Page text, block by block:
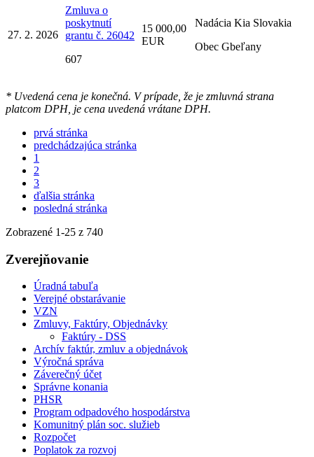
27. 2. 2026
Zmluva o
poskytnutí
grantu č. 26042
607
15 000,00
EUR
Nadácia Kia Slovakia
Obec Gbeľany
* Uvedená cena je konečná. V prípade, že je zmluvná strana
platcom DPH, je cena uvedená vrátane DPH.
prvá stránka
predchádzajúca stránka
1
2
3
ďalšia stránka
posledná stránka
Zobrazené 1-25 z 740
Zverejňovanie
Úradná tabuľa
Verejné obstarávanie
VZN
Zmluvy, Faktúry, Objednávky
Faktúry - DSS
Archív faktúr, zmluv a objednávok
Výročná správa
Záverečný účet
Správne konania
PHSR
Program odpadového hospodárstva
Komunitný plán soc. služieb
Rozpočet
Poplatok za rozvoj